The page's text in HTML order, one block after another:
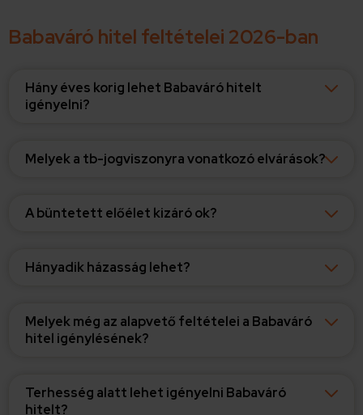
Babaváró hitel feltételei 2026-ban
Hány éves korig lehet Babaváró hitelt
igényelni?
Melyek a tb-jogviszonyra vonatkozó elvárások?
A büntetett előélet kizáró ok?
Hányadik házasság lehet?
Melyek még az alapvető feltételei a Babaváró
hitel igénylésének?
Terhesség alatt lehet igényelni Babaváró
hitelt?